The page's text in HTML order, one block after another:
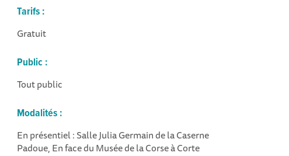
Tarifs :
Gratuit
Public :
Tout public
Modalités :
En présentiel : Salle Julia Germain de la Caserne
Padoue, En face du Musée de la Corse à Corte